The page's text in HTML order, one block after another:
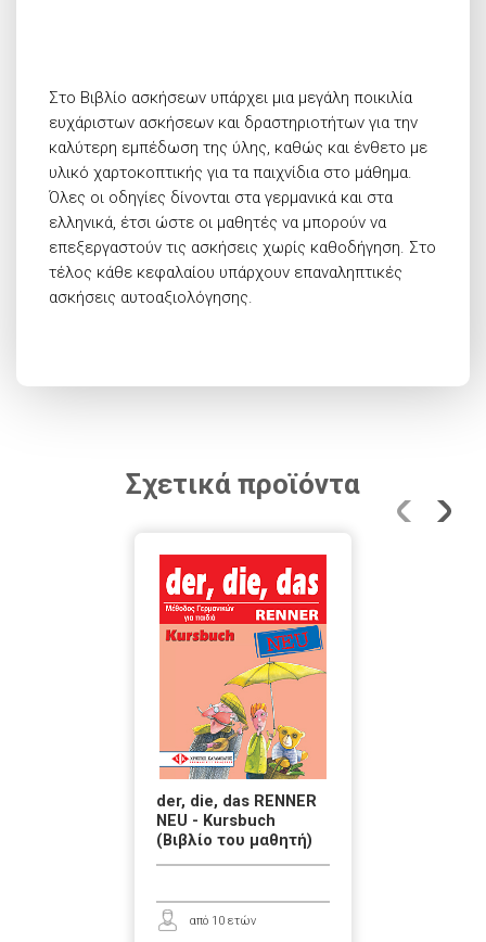
Στο Βιβλίο ασκήσεων υπάρχει μια μεγάλη ποικιλία
ευχάριστων ασκήσεων και δραστηριοτήτων για την
καλύτερη εμπέδωση της ύλης, καθώς και ένθετο με
υλικό χαρτοκοπτικής για τα παιχνίδια στο μάθημα.
Όλες οι οδηγίες δίνονται στα γερμανικά και στα
ελληνικά, έτσι ώστε οι μαθητές να μπορούν να
επεξεργαστούν τις ασκήσεις χωρίς καθοδήγηση. Στο
τέλος κάθε κεφαλαίου υπάρχουν επαναληπτικές
ασκήσεις αυτοαξιολόγησης.
Σχετικά προϊόντα
der, die, das RENNER
NEU - Kursbuch
(Βιβλίο του μαθητή)
από 10 ετών